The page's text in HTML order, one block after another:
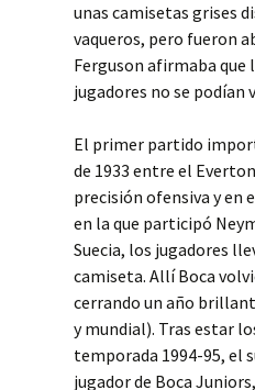
unas camisetas grises
vaqueros, pero fueron
Ferguson afirmaba que
jugadores no se podían
El primer partido
de 1933 entre el
precisión ofensiva y en
en la que participó
Suecia, los jugadores
camiseta. Allí Boca
cerrando un año
y mundial). Tras estar
temporada 1994-95, el
jugador de Boca